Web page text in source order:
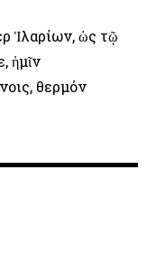
Ἱλαρίων, ὡς τῷ
ἡμῖν
θερμόν